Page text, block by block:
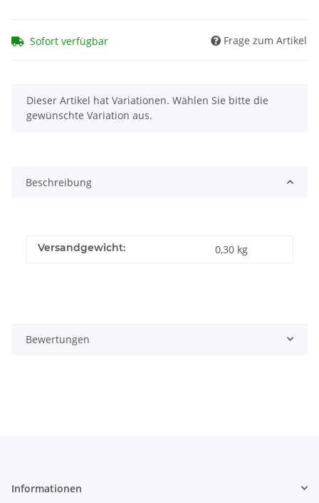
Sofort verfügbar Frage zum Artikel
x
Dieser Artikel hat Variationen. Wählen Sie bitte die
gewünschte Variation aus.
Beschreibung
Versandgewicht: 0,30 kg
Bewertungen
Informationen